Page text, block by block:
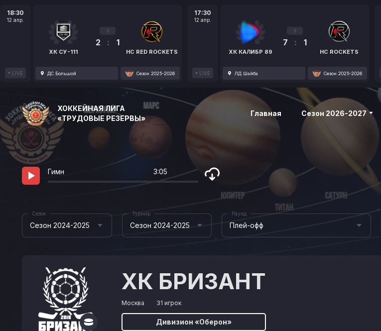
18:30
12 апр.
LIVE
ХК СУ-111
3
2 : 1
HC RED ROCKETS
ДС Большой Сезон 2025-2026
17:30
12 апр.
LIVE
ХК КАЛИБР 89
3
7 : 1
HC ROCKETS
ЛД Шайба Сезон 2025-2026
ХОККЕЙНАЯ ЛИГА
«ТРУДОВЫЕ РЕЗЕРВЫ»
Главная Сезон 2026-2027
Гимн 3:05
Сезон 2024-2025
Сезон
Сезон 2024-2025
Турнир
Плей-офф
Раунд
ХК БРИЗАНТ
Москва 31 игрок
Дивизион «Оберон»